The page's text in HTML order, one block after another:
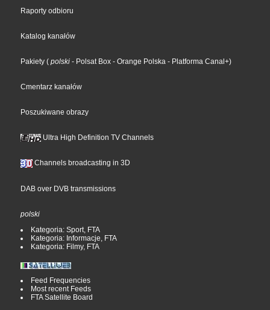
Raporty odbioru
Katalog kanałów
Pakiety ( polski - Polsat Box - Orange Polska - Platforma Canal+)
Cmentarz kanałów
Poszukiwane obrazy
Ultra High Definition TV Channels
Channels broadcasting in 3D
DAB over DVB transmissions
polski
Kategoria: Sport, FTA
Kategoria: Informacje, FTA
Kategoria: Filmy, FTA
Feed Frequencies
Most recent Feeds
FTA Satellite Board